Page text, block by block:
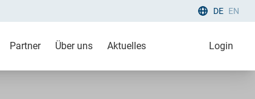
DE EN
Partner Über uns Aktuelles Login